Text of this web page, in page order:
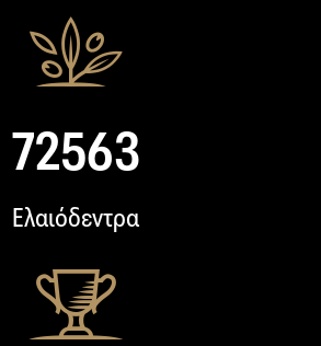
91125
Eλαιόδεντρα